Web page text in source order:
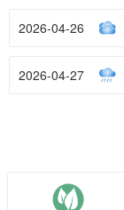
2026-04-26
2026-04-27